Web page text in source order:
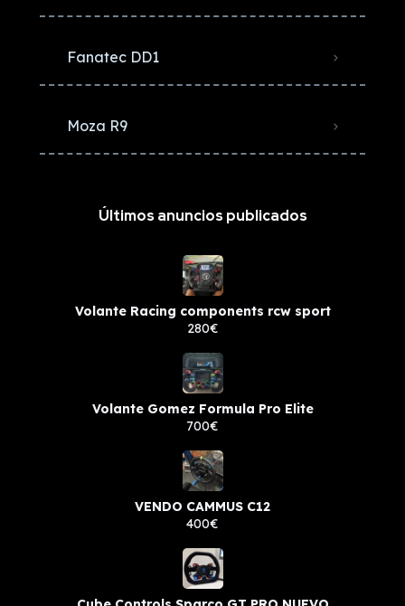
Fanatec DD1
Moza R9
Últimos anuncios publicados
Volante Racing components rcw sport
280€
Volante Gomez Formula Pro Elite
700€
VENDO CAMMUS C12
400€